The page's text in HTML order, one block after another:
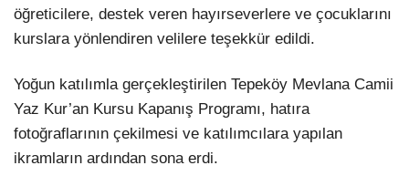
öğreticilere, destek veren hayırseverlere ve çocuklarını
kurslara yönlendiren velilere teşekkür edildi.
Yoğun katılımla gerçekleştirilen Tepeköy Mevlana Camii
Yaz Kur’an Kursu Kapanış Programı, hatıra
fotoğraflarının çekilmesi ve katılımcılara yapılan
ikramların ardından sona erdi.